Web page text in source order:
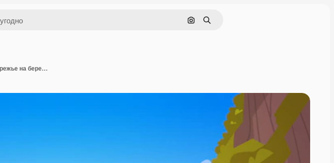
Поиск по изображению
Поиск
Морской пейзаж Красивый азиатский пляж с видом на побережье на берегу моря Летний пейзаж